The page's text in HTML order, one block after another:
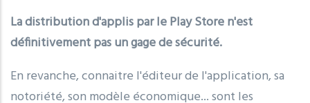
La distribution d'applis par le Play Store n'est
définitivement pas un gage de sécurité.
En revanche, connaitre l'éditeur de l'application, sa
notoriété, son modèle économique... sont les